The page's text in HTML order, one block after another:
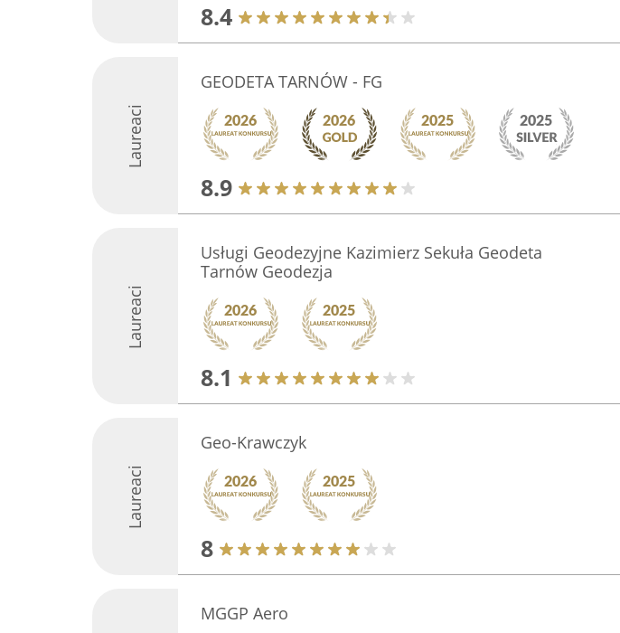
8.4
Laureaci
GEODETA TARNÓW - FG
8.9
Laureaci
Usługi Geodezyjne Kazimierz Sekuła Geodeta
Tarnów Geodezja
8.1
Laureaci
Geo-Krawczyk
8
MGGP Aero